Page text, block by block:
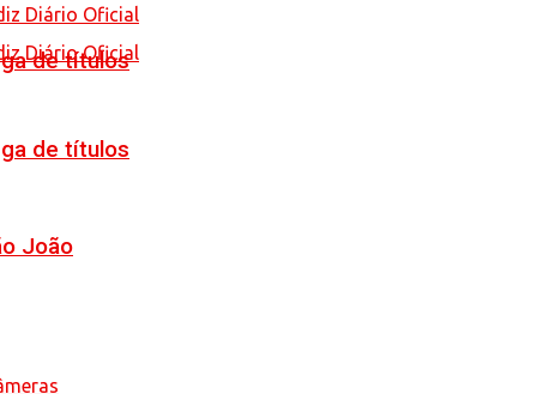
de títulos
de títulos
João